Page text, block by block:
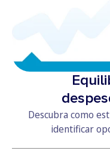
Descubra como
identificar